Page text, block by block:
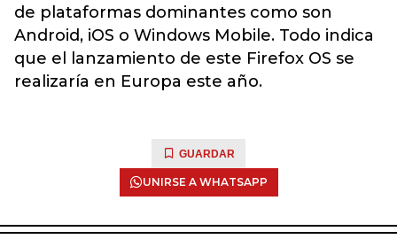
de plataformas dominantes como son
Android, iOS o Windows Mobile. Todo indica
que el lanzamiento de este Firefox OS se
realizaría en Europa este año.
GUARDAR
UNIRSE A WHATSAPP